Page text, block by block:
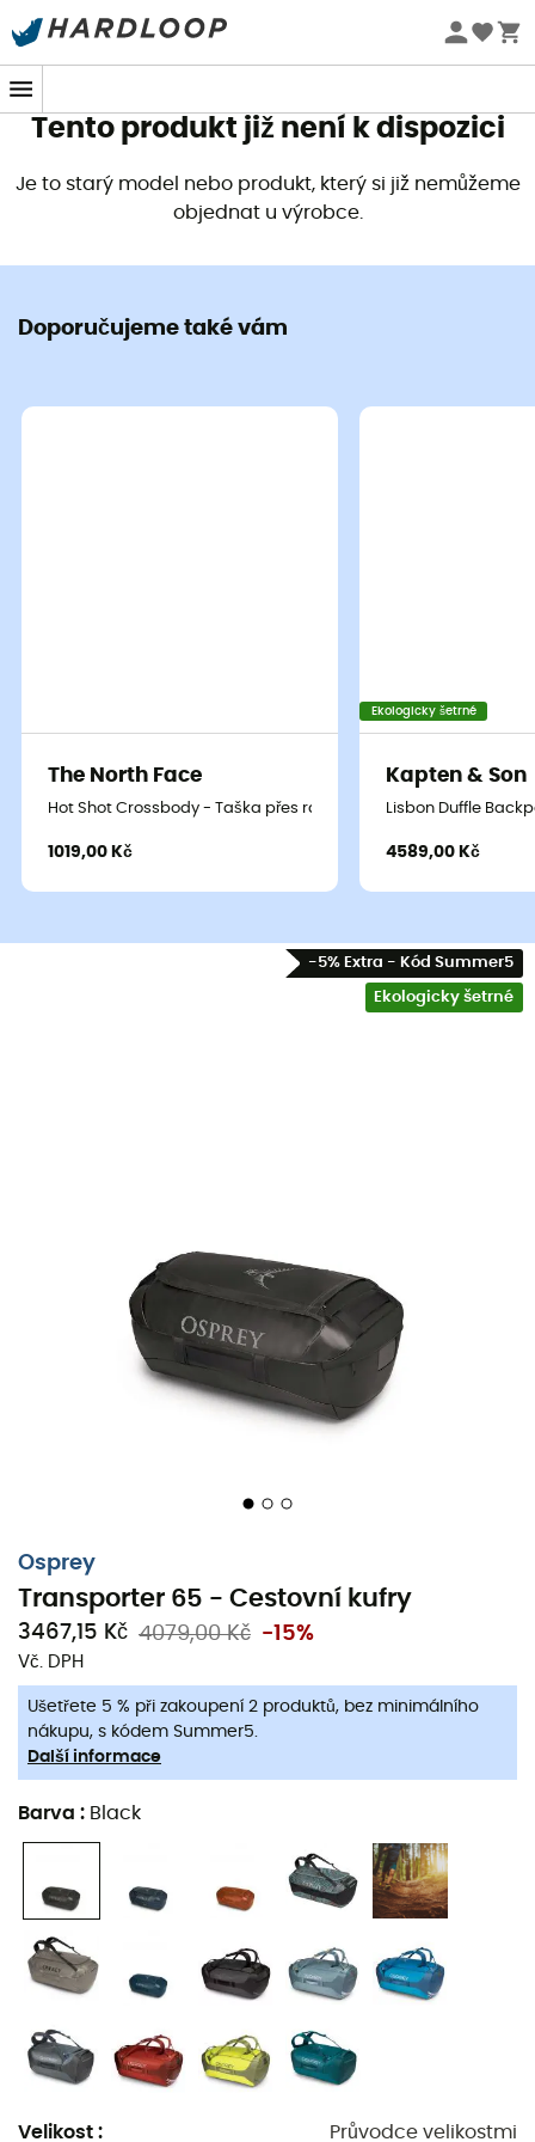
Letní akce 🔥 -5 % EXTRA při nákupu 2 produktů* s kódem
Tento produkt již není k dispozici
Je to starý model nebo produkt, který si již nemůžeme
objednat u výrobce.
Doporučujeme také vám
The North Face
Hot Shot Crossbody - Taška přes rameno
1019,00 Kč
Ekologicky šetrné
Kapten & Son
Lisbon Duffle
4589,00 Kč
-5% Extra - Kód Summer5
Ekologicky šetrné
Osprey
Transporter 65 - Cestovní kufry
3467,15 Kč 4079,00 Kč -15%
Vč. DPH
Ušetřete 5 % při zakoupení 2 produktů, bez minimálního
nákupu, s kódem Summer5.
Další informace
Barva : Black
Velikost : Průvodce velikostmi
Pro dobrodružství na jeden den nebo na cestu, která
bude trvat navždy, ať už míříte do Austrálie nebo do
Mercantour,
Transporter 65 od značky
věrným spojencem. Vyrobený z vysoce odolné a
vodoodpudivé tkaniny,
Transporter 65
prostorný, aby pojal všechny vaše cestovní potřeby. Díky